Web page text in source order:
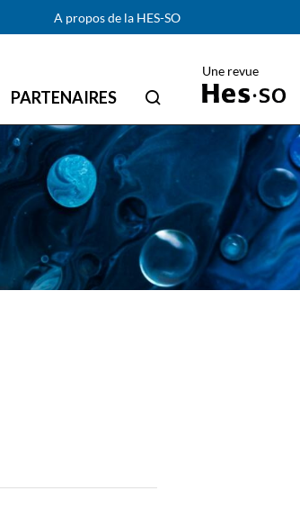
A propos de la HES-SO
PARTENAIRES
Une revue